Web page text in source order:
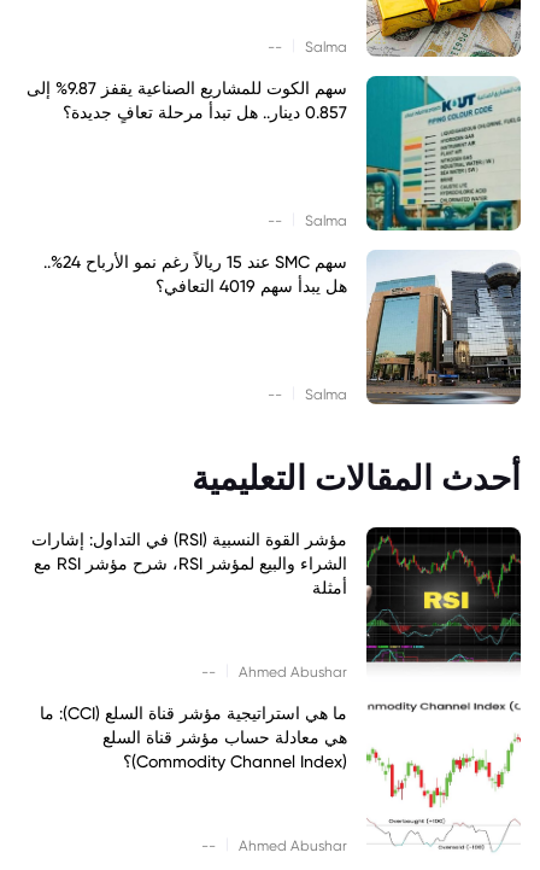
Salma
--
سهم الكوت للمشاريع الصناعية يقفز 9.87% إلى
0.857 دينار.. هل تبدأ مرحلة تعافٍ جديدة؟
Salma
--
سهم SMC عند 15 ريالاً رغم نمو الأرباح 24%..
هل يبدأ سهم 4019 التعافي؟
Salma
--
أحدث المقالات التعليمية
مؤشر القوة النسبية (RSI) في التداول: إشارات
الشراء والبيع لمؤشر RSI، شرح مؤشر RSI مع
أمثلة
Ahmed Abushar
--
ما هي استراتيجية مؤشر قناة السلع (CCI): ما
هي معادلة حساب مؤشر قناة السلع
(Commodity Channel Index)؟
Ahmed Abushar
--